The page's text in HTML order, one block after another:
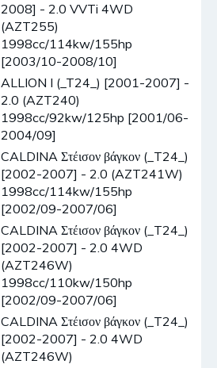
2008] - 2.0 VVTi 4WD
(AZT255)
1998cc/114kw/155hp
[2003/10-2008/10]
ALLION I (_T24_) [2001-2007] -
2.0 (AZT240)
1998cc/92kw/125hp [2001/06-
2004/09]
CALDINA Στέισον βάγκον (_T24_)
[2002-2007] - 2.0 (AZT241W)
1998cc/114kw/155hp
[2002/09-2007/06]
CALDINA Στέισον βάγκον (_T24_)
[2002-2007] - 2.0 4WD
(AZT246W)
1998cc/110kw/150hp
[2002/09-2007/06]
CALDINA Στέισον βάγκον (_T24_)
[2002-2007] - 2.0 4WD
(AZT246W)